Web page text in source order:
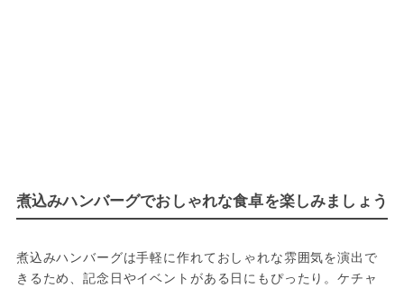
煮込みハンバーグでおしゃれな食卓を楽しみましょう
煮込みハンバーグは手軽に作れておしゃれな雰囲気を演出で
きるため、記念日やイベントがある日にもぴったり。ケチャ